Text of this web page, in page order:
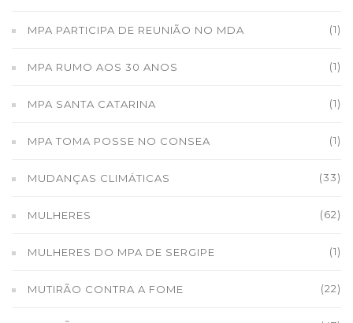
MPA PARTICIPA DE REUNIÃO NO MDA (1)
MPA RUMO AOS 30 ANOS (1)
MPA SANTA CATARINA (1)
MPA TOMA POSSE NO CONSEA (1)
MUDANÇAS CLIMÁTICAS (33)
MULHERES (62)
MULHERES DO MPA DE SERGIPE (1)
MUTIRÃO CONTRA A FOME (22)